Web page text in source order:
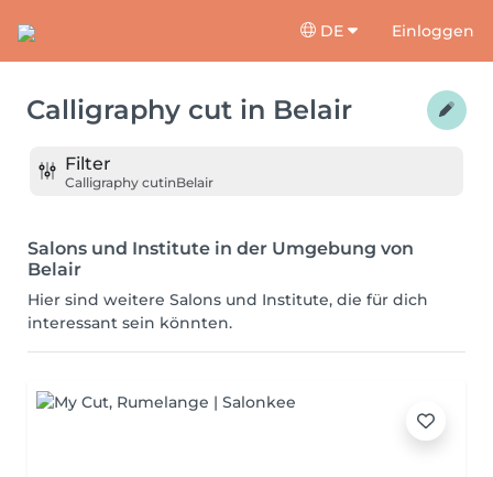
DE Einloggen
Calligraphy cut in Belair
Filter
Calligraphy cutinBelair
Salons und Institute in der Umgebung von
Belair
Hier sind weitere Salons und Institute, die für dich
interessant sein könnten.